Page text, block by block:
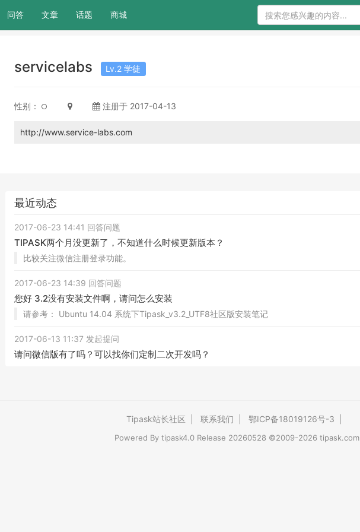
问答 文章 话题 商城
servicelabs Lv.2 学徒
性别： 注册于 2017-04-13
http://www.service-labs.com
最近动态
2017-06-23 14:41 回答问题
TIPASK两个月没更新了，不知道什么时候更新版本？
比较关注微信注册登录功能。
2017-06-23 14:39 回答问题
您好 3.2没有安装文件啊，请问怎么安装
请参考： Ubuntu 14.04 系统下Tipask_v3.2_UTF8社区版安装笔记
2017-06-13 11:37 发起提问
请问微信版有了吗？可以找你们定制二次开发吗？
Tipask站长社区 联系我们 鄂ICP备18019126号-3
Powered By tipask4.0Release 20260528 ©2009-2026 tipask.com